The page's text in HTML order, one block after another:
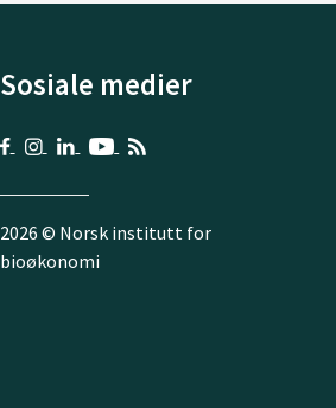
Sosiale medier
2026 © Norsk institutt for
bioøkonomi